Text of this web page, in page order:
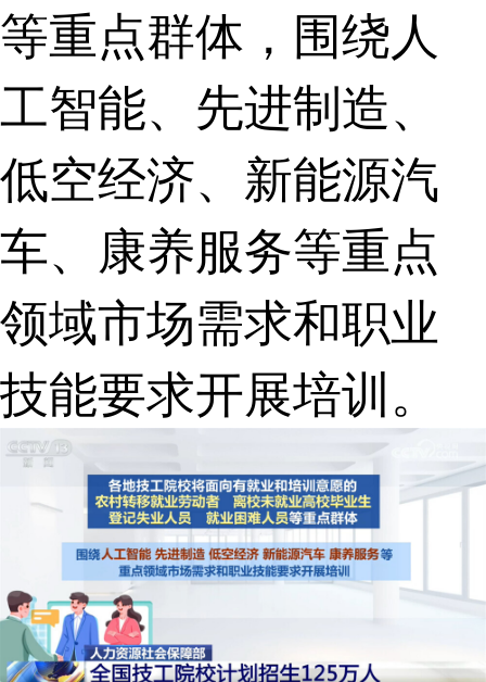
等重点群体，围绕人
工智能、先进制造、
低空经济、新能源汽
车、康养服务等重点
领域市场需求和职业
技能要求开展培训。